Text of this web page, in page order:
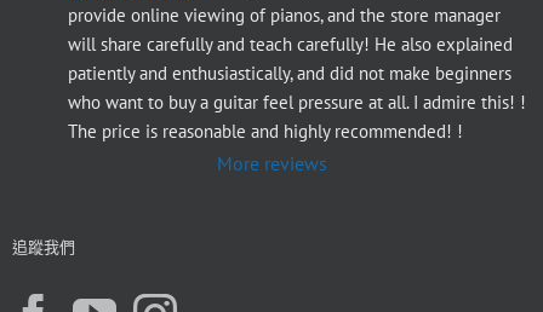
provide online viewing of pianos, and the store manager
will share carefully and teach carefully! He also explained
patiently and enthusiastically, and did not make beginners
who want to buy a guitar feel pressure at all. I admire this! !
The price is reasonable and highly recommended! !
More reviews
追蹤我們